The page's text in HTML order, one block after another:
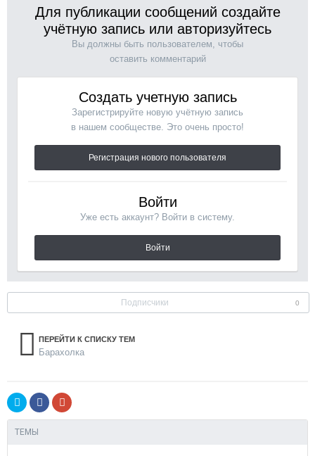
Для публикации сообщений создайте
учётную запись или авторизуйтесь
Вы должны быть пользователем, чтобы
оставить комментарий
Создать учетную запись
Зарегистрируйте новую учётную запись
в нашем сообществе. Это очень просто!
Регистрация нового пользователя
Войти
Уже есть аккаунт? Войти в систему.
Войти
Подписчики 0
ПЕРЕЙТИ К СПИСКУ ТЕМ
Барахолка
ТЕМЫ